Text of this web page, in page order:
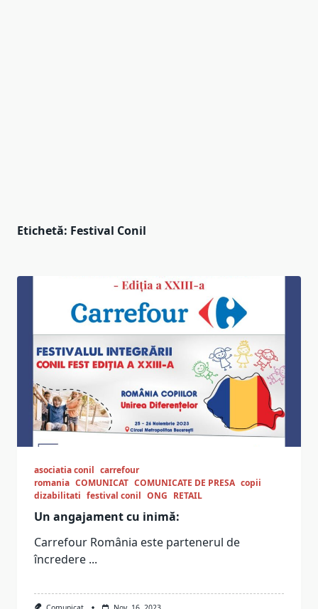
Etichetă: Festival Conil
asociatia conil carrefour
romania COMUNICAT COMUNICATE DE PRESA copii
dizabilitati festival conil ONG RETAIL
Un angajament cu inimă:
Carrefour România este partenerul de
încredere ...